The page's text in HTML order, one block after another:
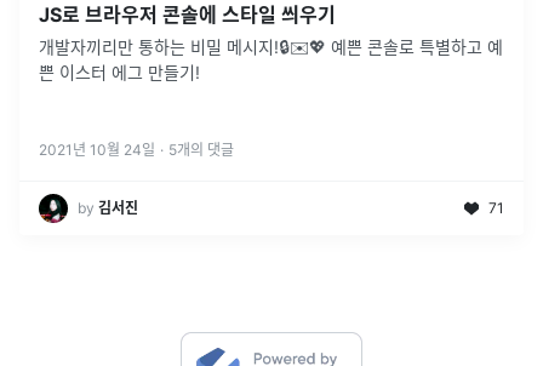
JS로 브라우저 콘솔에 스타일 씌우기
개발자끼리만 통하는 비밀 메시지!🔒✉️💖 예쁜 콘솔로 특별하고 예
쁜 이스터 에그 만들기!
2021년 10월 24일 · 5개의 댓글
by 김서진 71